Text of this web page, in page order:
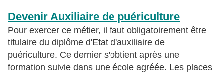
Devenir Auxiliaire de puériculture
Pour exercer ce métier, il faut obligatoirement être
titulaire du diplôme d'Etat d'auxiliaire de
puériculture. Ce dernier s'obtient après une
formation suivie dans une école agréée. Les places